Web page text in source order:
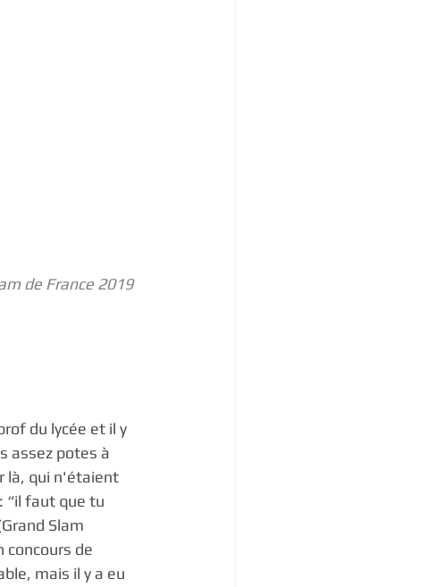
de France 2019
du lycée et il y
assez potes à
là, qui n'étaient
“il faut que tu
Slam
concours de
mais il y a eu